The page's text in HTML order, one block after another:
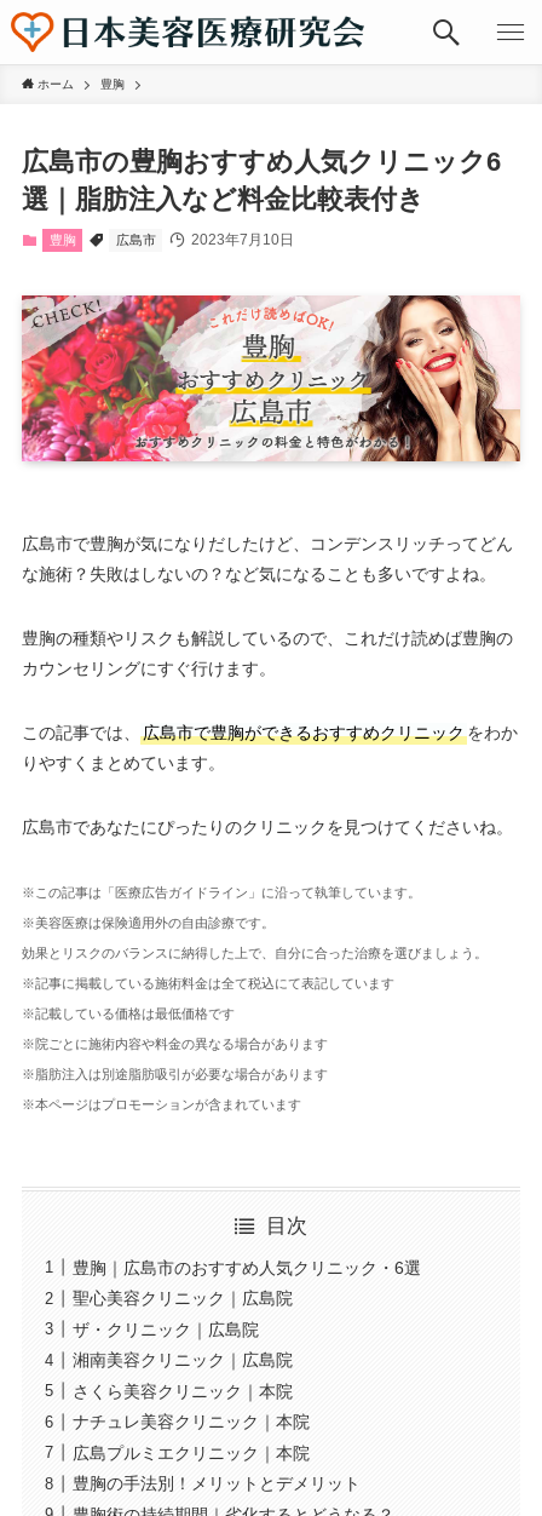
ホーム 豊胸
広島市の豊胸おすすめ人気クリニック6
選｜脂肪注入など料金比較表付き
豊胸 広島市 2023年7月10日
広島市で豊胸が気になりだしたけど、コンデンスリッチってどん
な施術？失敗はしないの？など気になることも多いですよね。
豊胸の種類やリスクも解説しているので、これだけ読めば豊胸の
カウンセリングにすぐ行けます。
この記事では、 広島市で豊胸ができるおすすめクリニックをわか
りやすくまとめています。
広島市であなたにぴったりのクリニックを見つけてくださいね。
※この記事は「医療広告ガイドライン」に沿って執筆しています。
※美容医療は保険適用外の自由診療です。
効果とリスクのバランスに納得した上で、自分に合った治療を選びましょう。
※記事に掲載している施術料金は全て税込にて表記しています
※記載している価格は最低価格です
※院ごとに施術内容や料金の異なる場合があります
※脂肪注入は別途脂肪吸引が必要な場合があります
※本ページはプロモーションが含まれています
目次
豊胸｜広島市のおすすめ人気クリニック・6選
聖心美容クリニック｜広島院
ザ・クリニック｜広島院
湘南美容クリニック｜広島院
さくら美容クリニック｜本院
ナチュレ美容クリニック｜本院
広島プルミエクリニック｜本院
豊胸の手法別！メリットとデメリット